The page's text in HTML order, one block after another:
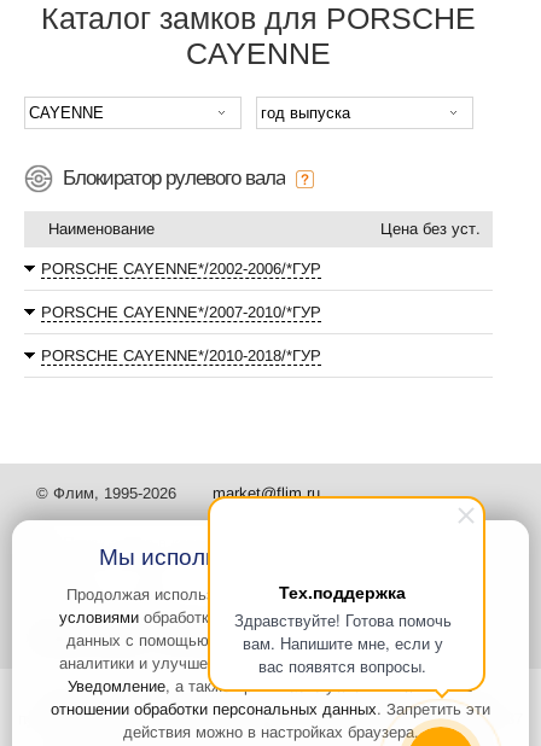
Тех.поддержка
Здравствуйте! Готова помочь
вам. Напишите мне, если у
вас появятся вопросы.
Каталог замков для PORSCHE
CAYENNE
Блокиратор рулевого вала
Наименование Цена без уст.
PORSCHE CAYENNE*/2002-2006/*ГУР
PORSCHE CAYENNE*/2007-2010/*ГУР
PORSCHE CAYENNE*/2010-2018/*ГУР
© Флим, 1995-2026 market@flim.ru
Задать вопрос Контакты
Интернет-сайт носит информационный характер и не является
публичной офертой, которая определяется положениями статьи 437
Гражданского кодекса РФ. Информация о характеристиках и
Мы используем файлы Cookies
Продолжая использовать наш сайт, высоглашаетесь с
условиями обработки cookie-файлов и пользовательских
данных с помощью Яндекс.Метрика, необходимых для
аналитики и улучшения качества работы сайта и сервиса
Уведомление, а также принимаете условияПолитики в
отношении обработки персональных данных. Запретить эти
действия можно в настройках браузера.